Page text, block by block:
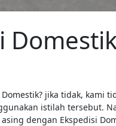
jika tidak, kami
istilah tersebut.
dengan Ekspedisi